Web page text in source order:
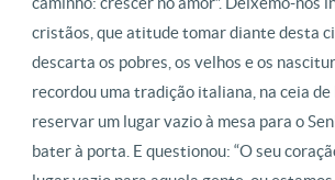
cristãos, que atitude tomar diante desta
descarta os pobres, os velhos e os
recordou uma tradição italiana, na ceia de
reservar um lugar vazio à mesa para o
bater à porta. E questionou: “O seu